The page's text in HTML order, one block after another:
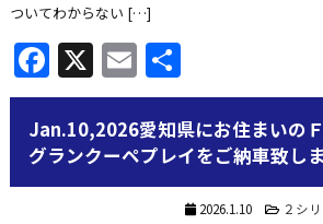
ついてわからない […]
Facebook
X Email
共
有
Jan.10,2026愛知県にお住まいの
グランクーペプレイをご納車致し
2026.1.10 ２シ